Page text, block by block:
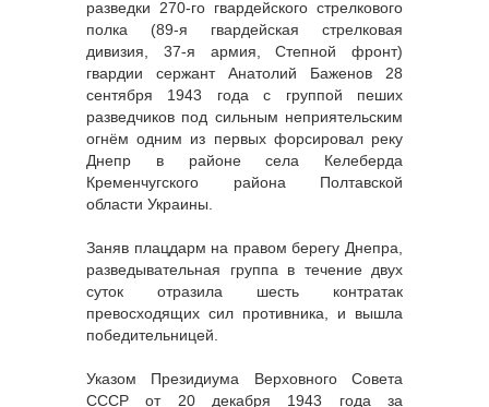
разведки 270-го гвардейского стрелкового
полка (89-я гвардейская стрелковая
дивизия, 37-я армия, Степной фронт)
гвардии сержант Анатолий Баженов 28
сентября 1943 года с группой пеших
разведчиков под сильным неприятельским
огнём одним из первых форсировал реку
Днепр в районе села Келеберда
Кременчугского района Полтавской
области Украины.
Заняв плацдарм на правом берегу Днепра,
разведывательная группа в течение двух
суток отразила шесть контратак
превосходящих сил противника, и вышла
победительницей.
Указом Президиума Верховного Совета
СССР от 20 декабря 1943 года за